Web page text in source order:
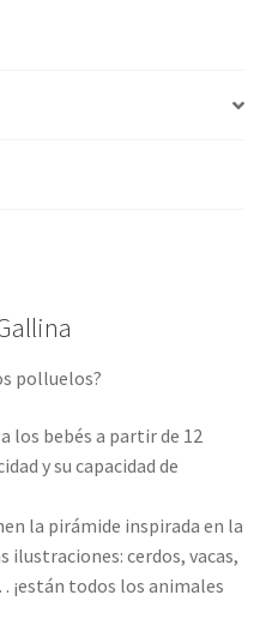
polluelos?
los bebés a partir de 12
y su capacidad de
la pirámide inspirada en la
cerdos, vacas,
todos los animales